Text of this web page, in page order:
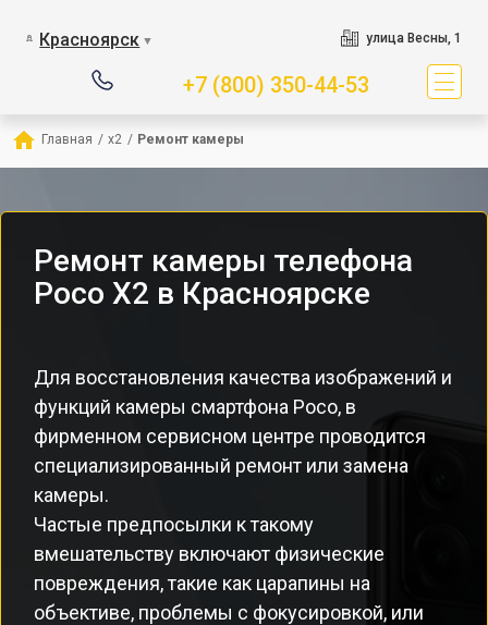
Красноярск ▼ улица Весны, 1
+7 (800) 350-44-53
Главная / x2 / Ремонт камеры
Ремонт камеры телефона
Poco X2 в Красноярске
Для восстановления качества изображений и
функций камеры смартфона Poco, в
фирменном сервисном центре проводится
специализированный ремонт или замена
камеры.
Частые предпосылки к такому
вмешательству включают физические
повреждения, такие как царапины на
объективе, проблемы с фокусировкой, или